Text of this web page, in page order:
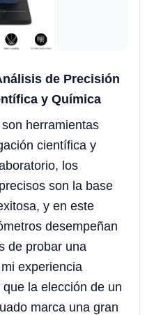
de Precisión
y Química
herramientas
científica y
los
son la base
y en este
desempeñan
de probar una
experiencia
la elección de un
marca una gran